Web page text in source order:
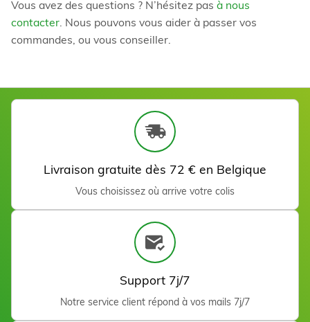
Vous avez des questions ? N’hésitez pas à nous
contacter. Nous pouvons vous aider à passer vos
commandes, ou vous conseiller.
Livraison gratuite dès 72 € en Belgique
Vous choisissez où arrive votre colis
Support 7j/7
Notre service client répond à vos mails 7j/7